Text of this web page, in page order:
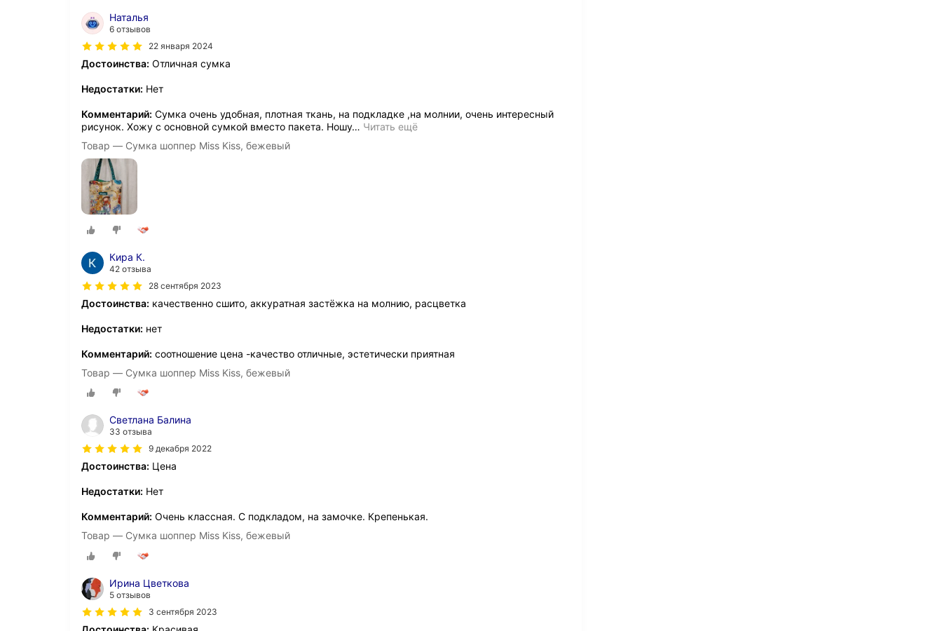
Наталья
6 отзывов
22 января 2024
Достоинства: Отличная сумка
Недостатки: Нет
Комментарий: Сумка очень удобная, плотная ткань, на подкладке ,на молнии, очень интересный
рисунок. Хожу с основной сумкой вместо пакета. Ношу… Читать ещё
Товар — Сумка шоппер Miss Kiss, бежевый
Кира К.
42 отзыва
28 сентября 2023
Достоинства: качественно сшито, аккуратная застёжка на молнию, расцветка
Недостатки: нет
Комментарий: соотношение цена -качество отличные, эстетически приятная
Товар — Сумка шоппер Miss Kiss, бежевый
Светлана Балина
33 отзыва
9 декабря 2022
Достоинства: Цена
Недостатки: Нет
Комментарий: Очень классная. С подкладом, на замочке. Крепенькая.
Товар — Сумка шоппер Miss Kiss, бежевый
Ирина Цветкова
5 отзывов
3 сентября 2023